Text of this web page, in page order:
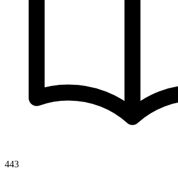
443